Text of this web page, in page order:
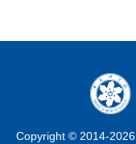
Copyright © 2014-